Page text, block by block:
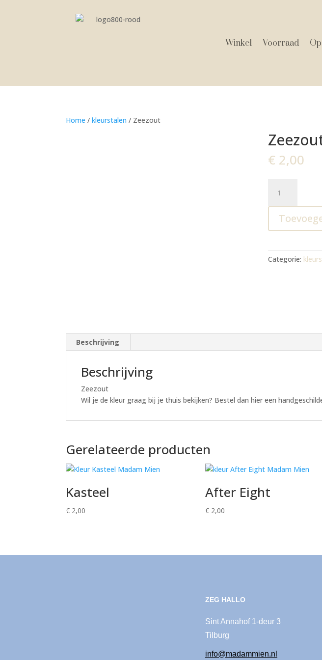
Winkel Voorraad
Home /kleurstalen / Zeezout
€ 2,00
aantal
Categorie:
Beschrijving
Beschrijving
Zeezout
Wil je de kleur graag bij je thuis bekijken? Bestel dan hier een
Gerelateerde producten
Kasteel
€ 2,00
After Eight
€2,00
ZEG HALLO
Sint Annahof 1-deur 3
Tilburg
info@madammien.nl